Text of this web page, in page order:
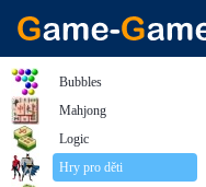
Bubbles
Mahjong
Logic
Hry pro děti